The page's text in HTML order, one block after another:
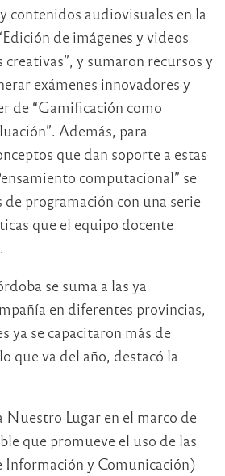
contenidos audiovisuales en la
de imágenes y videos
creativas”, y sumaron recursos y
exámenes innovadores y
de “Gamificación como
Además, para
que dan soporte a estas
computacional” se
programación con una serie
que el equipo docente
se suma a las ya
en diferentes provincias,
ya se capacitaron más de
que va del año, destacó la
Nuestro Lugar en el marco de
que promueve el uso de las
Información y Comunicación)